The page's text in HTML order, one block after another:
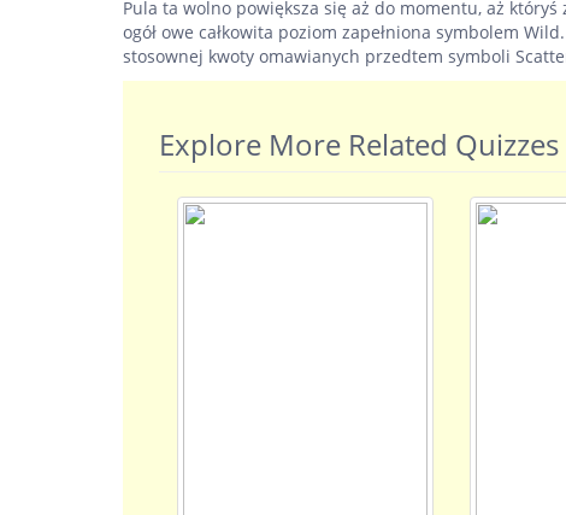
Pula ta wolno powiększa się aż do momentu, aż
ogół owe całkowita poziom zapełniona symbolem
stosownej kwoty omawianych przedtem symboli
Explore More Related Quizzes